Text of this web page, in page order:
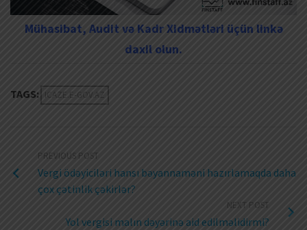
Mühasibat, Audit və Kadr Xidmətləri üçün linkə
daxil olun.
TAGS: ICAZE.E-GOV.AZ
PREVIOUS POST
Vergi ödəyiciləri hansı bəyannaməni hazırlamaqda daha
çox çətinlik çəkirlər?
NEXT POST
Yol vergisi malın dəyərinə aid edilməlidirmi?